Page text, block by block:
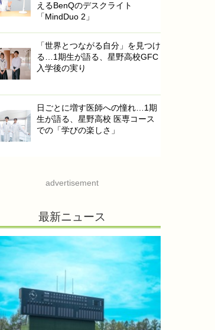
えるBenQのデスクライト
「MindDuo 2」
「世界とつながる自分」を見つけ
る…1期生が語る、星野高校GFC
入学後の実り
日ごとに増す医師への憧れ…1期
生が語る、星野高校 医専コース
での「学びの楽しさ」
advertisement
最新ニュース